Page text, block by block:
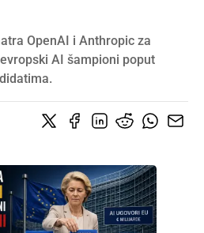
OpenAI i Anthropic za
AI šampioni poput